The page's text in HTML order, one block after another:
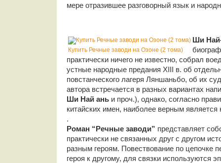
мере отразившее разговорный язык и
Купить Речные заводи на Озоне (2 тома)
Ши
практически ничего не известно, собрал
устные народные предания XIII в. об
повстанческого лагеря Ляншаньбо, об их
автора встречается в разных вариантах
Ши Най ань и проч.), однако, согласно
китайских имен, наиболее верным является
.
Роман “Речные заводи” представляет
практически не связанных друг с другом
разным героям. Повествование по цепочке
героя к другому, для связки используются